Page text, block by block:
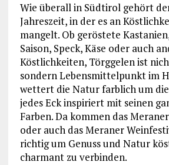
Wie überall in Südtirol gehört
Jahreszeit, in der es an
mangelt. Ob geröstete
Saison, Speck, Käse oder auch
Köstlichkeiten, Törggelen ist
sondern Lebensmittelpunkt im
wettert die Natur farblich um
jedes Eck inspiriert mit seinen
Farben. Da kommen das
oder auch das Meraner
richtig um Genuss und Natur
charmant zu verbinden.